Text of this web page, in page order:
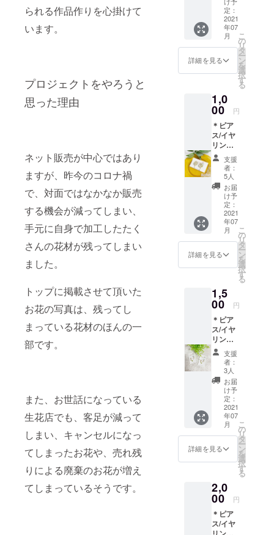
られる作品作りを心掛けて
います。
プロジェクトをやろうと
思った理由
ネット販売が中心ではあり
ますが、昨今のコロナ禍
で、対面ではなかなか販売
する機会が減ってしまい、
手元に自身で加工したたく
さんの花材が残ってしまい
ました。
トップに掲載させて頂いた
お花の写真は、残ってし
まっている花材のほんの一
部です。
また、お世話になっている
生花店でも、客足が減って
しまい、キャンセルになっ
てしまったお花や、売れ残
りによる廃棄のお花が増え
てしまっているそうです。
breath
＊虹色
かすみ
草＊～
ミニマ
ム～ピ
アス/イ
ヤリン
円型に
かすみ
草を一
粒入れ
ました
(^^) 小
さなサ
イズな
ので、
お子様
との親
子ペア
でもご
使用頂
けます
♪♪ ※直
径約１
ングを
お選び
頂けま
す。 選
択が無
い場合
は、お
任せと
なりま
すの
で、ご
注意下
さい。
※カラー
選択は
【ホワ
イト・
からお
選び頂
す。
定：
2021
年07
月
詳細を見る
こ
の
リ
タ
ー
ン
を
選
択
す
る
1,0
00 円
＊ピア
ス/イヤ
リング
を１ペ
ア＊
《Clear
flower
mixpet
al～ピ
アス/イ
ヤリン
グ》 可
愛らし
いお花
型のピ
す(^^)
パール
をあし
らい女
性らし
い品が
ありま
す♪♪ ♡
かすみ
草・ミ
モザ・
忘れな
草・ア
リッサ
ムetc♡
※幅約２
cm/長さ
※ピアス
リング
をお選
び頂け
ます。
選択が
支援
者：
5人
お届
け予
定：
2021
年07
月
詳細を見る
こ
の
リ
タ
ー
ン
を
選
択
す
る
1,5
00 円
＊ピア
ス/イヤ
リング
を１ペ
アとヘ
アゴム
の２点
セット
《Flowe
r orb〜
stone’s
〜ピア
ス/イヤ
リン
グ》 左
称にお
花と天
然石を
入れま
した
支援
者：
3人
お届
け予
定：
2021
年07
月
詳細を見る
こ
の
リ
タ
ー
ン
を
選
択
す
る
2,0
00 円
＊ピア
ス/イヤ